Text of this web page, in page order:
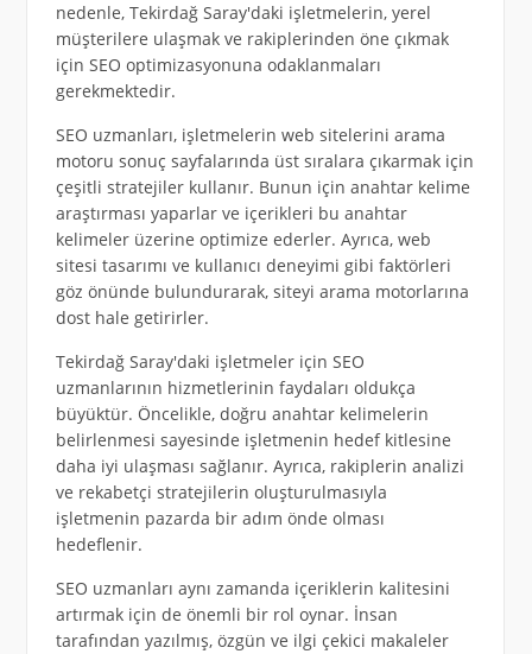
nedenle, Tekirdağ Saray'daki işletmelerin, yerel
müşterilere ulaşmak ve rakiplerinden öne çıkmak
için SEO optimizasyonuna odaklanmaları
gerekmektedir.
SEO uzmanları, işletmelerin web sitelerini arama
motoru sonuç sayfalarında üst sıralara çıkarmak için
çeşitli stratejiler kullanır. Bunun için anahtar kelime
araştırması yaparlar ve içerikleri bu anahtar
kelimeler üzerine optimize ederler. Ayrıca, web
sitesi tasarımı ve kullanıcı deneyimi gibi faktörleri
göz önünde bulundurarak, siteyi arama motorlarına
dost hale getirirler.
Tekirdağ Saray'daki işletmeler için SEO
uzmanlarının hizmetlerinin faydaları oldukça
büyüktür. Öncelikle, doğru anahtar kelimelerin
belirlenmesi sayesinde işletmenin hedef kitlesine
daha iyi ulaşması sağlanır. Ayrıca, rakiplerin analizi
ve rekabetçi stratejilerin oluşturulmasıyla
işletmenin pazarda bir adım önde olması
hedeflenir.
SEO uzmanları aynı zamanda içeriklerin kalitesini
artırmak için de önemli bir rol oynar. İnsan
tarafından yazılmış, özgün ve ilgi çekici makaleler